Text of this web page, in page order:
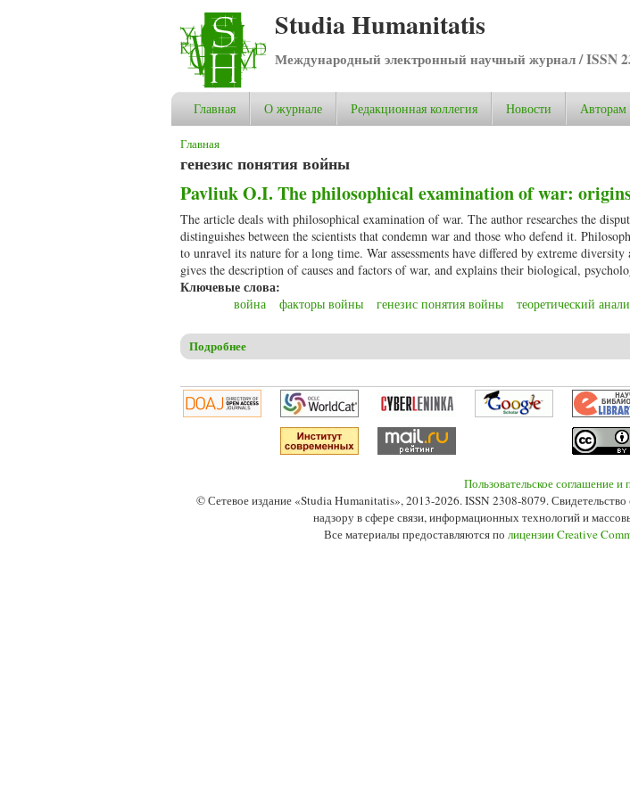
Studia Humanitatis
Международный электронный научный журнал / ISSN
Главная О журнале Редакционная коллегия Новости Авторам
Вы здесь
Главная
генезис понятия войны
Pavliuk O.I. The philosophical examination of war:
The article deals with philosophical examination of war. The author researches the
distinguishes between the scientists that condemn war and those who defend it.
to unravel its nature for a long time. War assessments have differed by extreme
gives the description of causes and factors of war, and explains their biological,
Ключевые слова:
война факторы войны генезис понятия войны теоретический
Подробнее
Пользовательское соглашение
© Сетевое издание «Studia Humanitatis», 2013-2026. ISSN 2308-8079.
надзору в сфере связи, информационных технологий и
Все материалы предоставляются по лицензии Creative